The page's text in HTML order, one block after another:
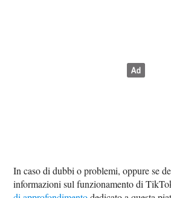
In caso di dubbi o problemi, oppure se
informazioni sul funzionamento di